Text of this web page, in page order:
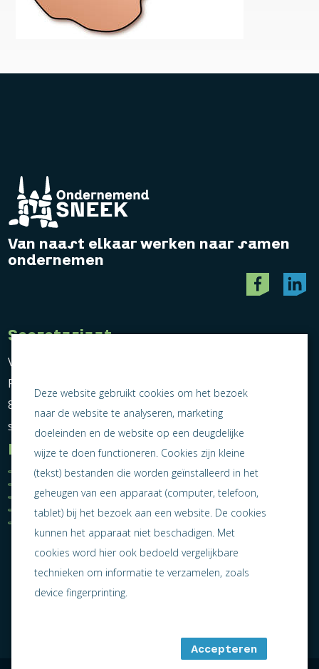
Van naast elkaar werken naar samen
ondernemen
Secretariaat
Vereniging Ondernemend Sneek
Postbus 464
8600 AL Sneek
secretariaat@ondernemendsneek.nl
Informatie
Ledenoverzicht
Algemene voorwaarden
Privacy statement
Jaarverslag 2025
Nieuws
Lid worden
Contact
Deze website gebruikt cookies om het bezoek
naar de website te analyseren, marketing
doeleinden en de website op een deugdelijke
wijze te doen functioneren. Cookies zijn kleine
(tekst) bestanden die worden geïnstalleerd in het
geheugen van een apparaat (computer, telefoon,
tablet) bij het bezoek aan een website. De cookies
kunnen het apparaat niet beschadigen. Met
cookies word hier ook bedoeld vergelijkbare
technieken om informatie te verzamelen, zoals
device fingerprinting.
Accepteren